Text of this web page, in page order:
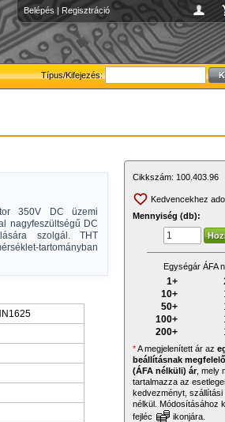
Belépés | Regisztráció
Típus/Kifejezés:
350V DC üzemi
nagyfeszültségű DC
szolgál. THT
tartományban
Cikkszám: 100.403.96
Kedvencekhez
Mennyiség (db):
Egységár ÁFA
1+
10+
50+
100+
200+
*A megjelenített ár az
beállításnak
(ÁFA nélküli) ár, mely
tartalmazza az
kedvezményt, szállítási
nélkül. Módosításához
fejléc
ikonjára.